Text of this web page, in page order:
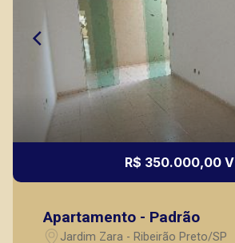
R$ 350.000,00 V
Apartamento - Padrão
Jardim Zara - Ribeirão Preto/SP